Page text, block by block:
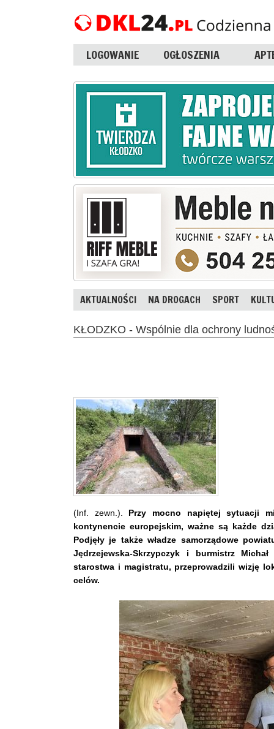
LOGOWANIE OGŁOSZENIA
AKTUALNOŚCI NA DROGACH SPORT
KŁODZKO - Wspólnie dla ochrony
(Inf. zewn.). Przy mocno napiętej sytuacji
kontynencie europejskim, ważne są każde
Podjęły je także władze samorządowe
Jędrzejewska-Skrzypczyk i burmistrz
starostwa i magistratu, przeprowadzili wizję
celów.